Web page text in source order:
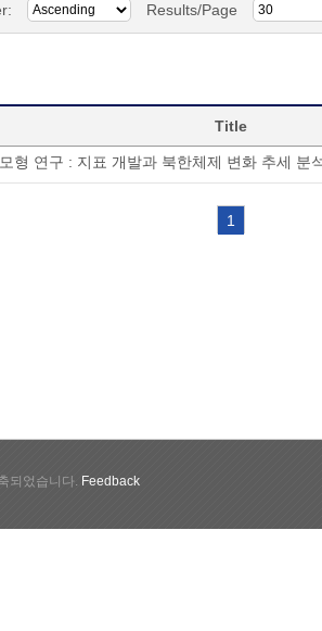
Results/Page
Title
형 연구 : 지표 개발과 북한체제 변화 추세 분
1
되었습니다. Feedback